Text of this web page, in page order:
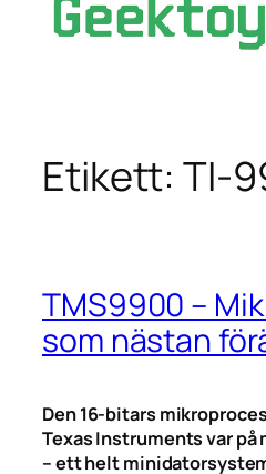
Etikett:TI-
TMS9900 –
som nästan
Den 16-bitars
Texas Instruments var på
– ett helt